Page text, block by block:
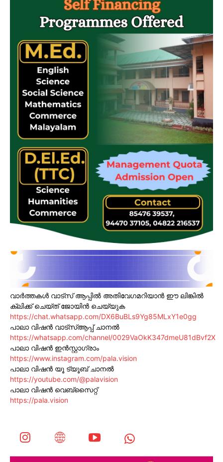
വാർത്തകൾ വാട്സ് ആപ്പിൽ അതിവേഗമറിയാൻ ഈ ലിങ്കിൽ
ക്ലിക്ക് ചെയ്ത് ജോയിൻ ചെയ്യുക
https://chat.whatsapp.com/DX6BuBLs9Yg85MLxY1e0gg
പാലാ വിഷൻ വാട്സ്ആപ്പ് ചാനൽ
https://whatsapp.com/channel/0029VaOkK347dmeU81dBvf2X
പാലാ വിഷൻ ഇൻസ്റ്റാഗ്രാം
https://www.instagram.com/pala.vision
പാലാ വിഷൻ യൂ ട്യൂബ് ചാനൽ
https://youtube.com/@palavision
പാലാ വിഷൻ വെബ്സൈറ്റ്
https://pala.vision